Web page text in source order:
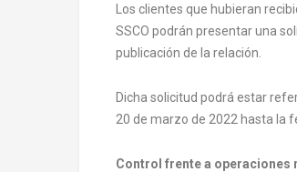
Los clientes que hubieran
SSCO podrán presentar una
publicación de la relación.
Dicha solicitud podrá estar
20 de marzo de 2022 hasta la
Control frente a operaciones